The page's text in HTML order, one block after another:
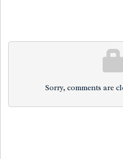
Sorry, comments are